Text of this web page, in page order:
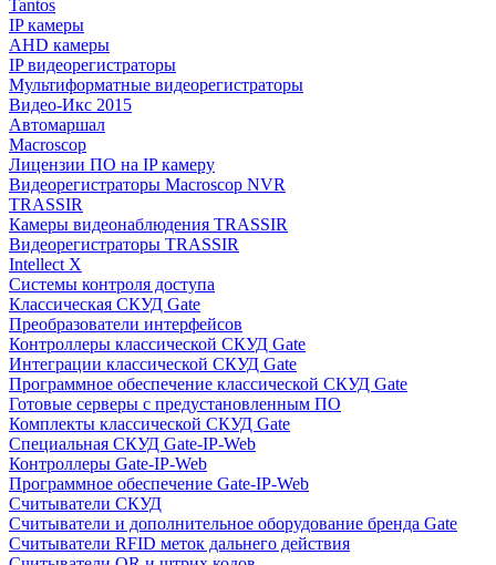
Tantos
IP камеры
AHD камеры
IP видеорегистраторы
Мультиформатные видеорегистраторы
Видео-Икс 2015
Автомаршал
Macroscop
Лицензии ПО на IP камеру
Видеорегистраторы Macroscop NVR
TRASSIR
Камеры видеонаблюдения TRASSIR
Видеорегистраторы TRASSIR
Intellect X
Системы контроля доступа
Классическая СКУД Gate
Преобразователи интерфейсов
Контроллеры классической СКУД Gate
Интеграции классической СКУД Gate
Программное обеспечение классической СКУД Gate
Готовые серверы с предустановленным ПО
Комплекты классической СКУД Gate
Специальная СКУД Gate-IP-Web
Контроллеры Gate-IP-Web
Программное обеспечение Gate-IP-Web
Считыватели СКУД
Считыватели и дополнительное оборудование бренда Gate
Считыватели RFID меток дальнего действия